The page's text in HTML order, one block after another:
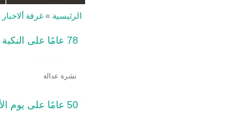
الرئيسية » غرفة ألاخبار
78 عامًا على النكبة
نشرة عدالة
50 عامًا على يوم الأرض